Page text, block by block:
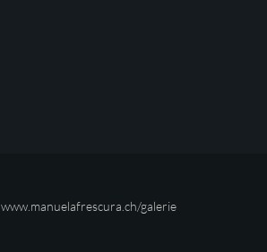
www.manuelafrescura.ch/galerie